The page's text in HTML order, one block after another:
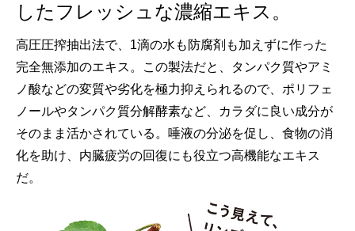
したフレッシュな濃縮エキス。
高圧圧搾抽出法で、1滴の水も防腐剤も加えずに作った
完全無添加のエキス。この製法だと、タンパク質やアミ
ノ酸などの変質や劣化を極力抑えられるので、ポリフェ
ノールやタンパク質分解酵素など、カラダに良い成分が
そのまま活かされている。唾液の分泌を促し、食物の消
化を助け、内臓疲労の回復にも役立つ高機能なエキス
だ。